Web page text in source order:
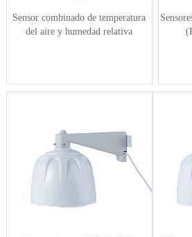
Sensor combinado de temperatura
del aire y humedad relativa